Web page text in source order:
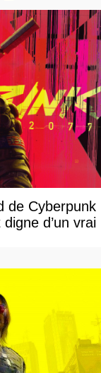
de Cyberpunk
d’un vrai